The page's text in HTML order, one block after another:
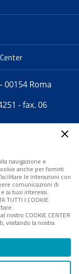
00154 Roma
- fax. 06
iscritta
di Roma -
resp. Michela
e
- FPA s.r.l.
di management
- R.E.A. Roma
navigazione e
anche per fornirti
le interazioni con
comunicazioni di
ai tuoi interessi.
TUTTI I COOKIE.
COOKIE CENTER
visitando la nostra